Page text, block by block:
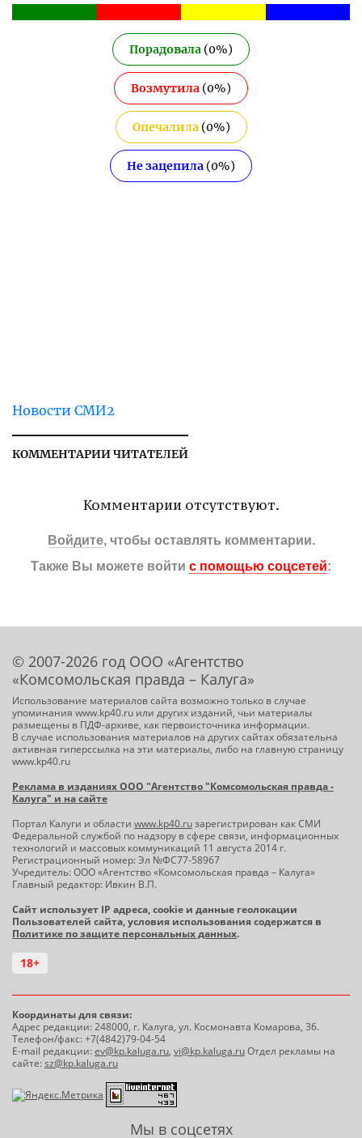
Порадовала (0%)
Возмутила (0%)
Опечалила(0%)
Не зацепила (0%)
Новости СМИ2
КОММЕНТАРИИ ЧИТАТЕЛЕЙ
Комментарии отсутствуют.
Войдите, чтобы оставлять комментарии.
Также Вы можете войти с помощью соцсетей:
© 2007-2026 год ООО «Агентство
«Комсомольская правда – Калуга»
Использование материалов сайта возможно только в случае
упоминания www.kp40.ru или других изданий, чьи материалы
размещены в ПДФ-архиве, как первоисточника информации.
В случае использования материалов на других сайтах обязательна
активная гиперссылка на эти материалы, либо на главную страницу
www.kp40.ru
Реклама в изданиях ООО "Агентство "Комсомольская правда -
Калуга" и на сайте
Портал Калуги и области www.kp40.ruзарегистрирован как СМИ
Федеральной службой по надзору в сфере связи, информационных
технологий и массовых коммуникаций 11 августа 2014 г.
Регистрационный номер: Эл №ФС77-58967
Учредитель: ООО «Агентство «Комсомольская правда – Калуга»
Главный редактор: Ивкин В.П.
Сайт использует IP адреса, cookie и данные геолокации
Пользователей сайта, условия использования содержатся в
Политике по защите персональных данных.
18+
Координаты для связи:
Адрес редакции: 248000, г. Калуга, ул. Космонавта Комарова, 36.
Телефон/факс: +7(4842)79-04-54
E-mail редакции:ev@kp.kaluga.ru, vi@kp.kaluga.ruОтдел рекламы на
сайте:sz@kp.kaluga.ru
Мы в соцсетях